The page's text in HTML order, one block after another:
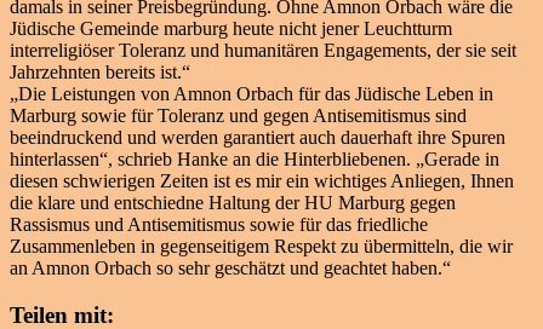
damals in seiner Preisbegründung. Ohne Amnon Orbach wäre die
Jüdische Gemeinde marburg heute nicht jener Leuchtturm
interreligiöser Toleranz und humanitären Engagements, der sie seit
Jahrzehnten bereits ist.“
„Die Leistungen von Amnon Orbach für das Jüdische Leben in
Marburg sowie für Toleranz und gegen Antisemitismus sind
beeindruckend und werden garantiert auch dauerhaft ihre Spuren
hinterlassen“, schrieb Hanke an die Hinterbliebenen. „Gerade in
diesen schwierigen Zeiten ist es mir ein wichtiges Anliegen, Ihnen
die klare und entschiedne Haltung der HU Marburg gegen
Rassismus und Antisemitismus sowie für das friedliche
Zusammenleben in gegenseitigem Respekt zu übermitteln, die wir
an Amnon Orbach so sehr geschätzt und geachtet haben.“
Teilen mit: